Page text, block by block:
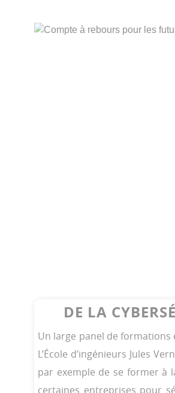
DE LA
Un large panel de formations
L’École d’ingénieurs Jules
par exemple de se former à
certaines entreprises pour